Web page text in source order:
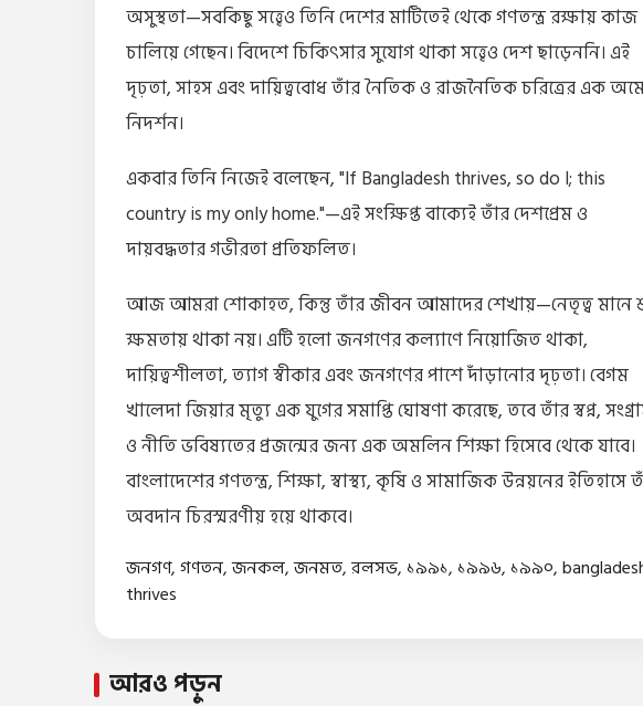
অসুস্থতা—সবকিছু সত্ত্বেও তিনি দেশের মাটিতেই থেকে গণতন্ত্র রক্ষায় কাজ
চালিয়ে গেছেন। বিদেশে চিকিৎসার সুযোগ থাকা সত্ত্বেও দেশ ছাড়েননি। এই
দৃঢ়তা, সাহস এবং দায়িত্ববোধ তাঁর নৈতিক ও রাজনৈতিক চরিত্রের এক
নিদর্শন।
একবার তিনি নিজেই বলেছেন, "If Bangladesh thrives, so do I; this
country is my only home."—এই সংক্ষিপ্ত বাক্যেই তাঁর দেশপ্রেম ও
দায়বদ্ধতার গভীরতা প্রতিফলিত।
আজ আমরা শোকাহত, কিন্তু তাঁর জীবন আমাদের শেখায়—নেতৃত্ব মানে
ক্ষমতায় থাকা নয়। এটি হলো জনগণের কল্যাণে নিয়োজিত থাকা,
দায়িত্বশীলতা, ত্যাগ স্বীকার এবং জনগণের পাশে দাঁড়ানোর দৃঢ়তা। বেগম
খালেদা জিয়ার মৃত্যু এক যুগের সমাপ্তি ঘোষণা করেছে, তবে তাঁর স্বপ্ন,
ও নীতি ভবিষ্যতের প্রজন্মের জন্য এক অমলিন শিক্ষা হিসেবে থেকে যাবে।
বাংলাদেশের গণতন্ত্র, শিক্ষা, স্বাস্থ্য, কৃষি ও সামাজিক উন্নয়নের ইতিহাসে
অবদান চিরস্মরণীয় হয়ে থাকবে।
জনগণ,গণতন,জনকল,জনমত,রলসভ,১৯৯১,১৯৯৬,১৯৯০,
thrives
আরও পড়ুন